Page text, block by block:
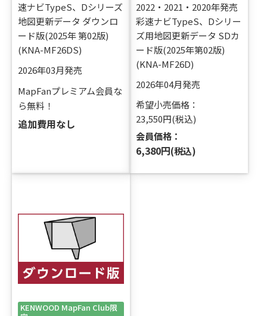
SDメモリーカード
速ナビTypeS、Dシリーズ
地図更新データ ダウンロ
ード版(2025年 第02版)
(KNA-MF26DS)
2026年03月発売
MapFanプレミアム会員な
ら無料！
追加費用なし
2022・2021・2020年発売
彩速ナビTypeS、Dシリー
ズ用地図更新データ SDカ
ード版(2025年第02版)
(KNA-MF26D)
2026年04月発売
希望小売価格：
23,550円(税込)
会員価格：
6,380円(税込)
KENWOOD MapFan Club限